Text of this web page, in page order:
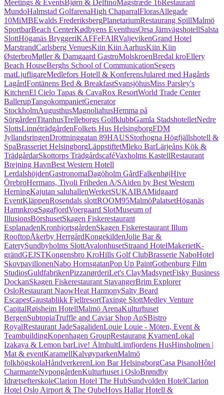
Meetings & EventsBjørn & DelfinoMagstræde 16Restaurant
MundoHalmstad GolfarenaHigh ChaparralFlorasAllegade
10MiMBEwalds FrederiksbergPlanetariumRestaurang SpillMalmö
SportbarBeach CenterKødbyens EventhusOrsa JärnvägshotellSalsta
SlottHöganäs BryggeriKAFFeFAIRValjevikenGrand Hotel
MarstrandCarlsberg VenuesKiin Kiin AarhusKiin Kiin
ØsterbroMøller & Damgaard GastroMolskroenBredal kroEllery
Beach HouseBerghs School of CommunicationSegers
matLjufligareMedlefors Hotell & KonferensJulared med Hagårds
LagårdFontänens Bed & BreakfastSvansjöhusMiss Parsley's
KitchenEl Cielo Tapas & CavaRox ResortWorld Trade Center
BallerupTangokompanietGenerator
StockholmAugusthusMagnoliahusHemma på
SörgårdenTitanhusTrelleborgs GolfklubbGamla StadshotelletNedre
SlottsLinnéträdgårdenFolkets Hus HelsingborgFDM
JyllandsringenDrottninggatan 89HAUSStorhogna Högfjällshotell &
SpaBrasseriet HelsingborgLäppstiftetMleko BarLärjeåns Kök &
TrädgårdarSkottorps TrädgårdscaféVaxholms KastellRestaurant
Brejning HavnBest Western Hotell
LerdalshöjdenGastronomaDagöholm GårdFalkenhøjHive
ÖrebroHermans, Tivoli Friheden A/SAiden by Best Western
HerningKajutan saluhallenWerketSUKAIBAMidgaard
EventKläppenRosendals slottROOM95MalmöPalatsetHöganäs
HamnkrogSagafjordVoergaard SlotMuseum of
IllusionsBörshusetSkagen Fiskerestaurant
EsplanadenKronhjortsgårdenSkagen Fiskerestaurant Illum
RooftopÅkerby HerrgårdKongekildenJolie Bar &
EaterySundbyholms SlottAvalonhusetStraand HotelMakerietK-
grändGEJSTKongensbro KroHills Golf ClubBrasserie NaboHotel
SkovpavillonenNabo HornsgatanPop Up PaintGothenburg Film
StudiosGuldfabrikenPizzanørderiLet's ClayMadsynetFisky Business
DockanSkagen Fiskerestaurant StavangerBrim Explorer
OsloRestaurant NaowHeat HarmonySalty Beard
EscapesGaustablikk FjellresortTaxinge SlottMedley Venture
CapitalRøisheim HotellMalmö ArenaKulturhuset
BergenSubtopiaTruffle and Caviar Shop ApSBistro
RoyalRestaurant JadeSagalidenLouie Louie - Möten, Event &
TeambuildingKopenhagen GroupRestaurang KvarnenLokal
Izakaya & Lemon barLive! ÄlmhultLimfjordens HusHinsholmen |
Mat & eventKaramellKalvøyparkenMalmö
folkhögskolaHåndverkerenLion Bar HelsingborgCasa PisanoHôtel
CharmanteNypongårdenKulturhuset i OsloBrøndby
IdrætsefterskoleClarion Hotel The HubSundvolden HotelClarion
Hotel Oslo Airport & The QubeHovs Hallar Hotell &